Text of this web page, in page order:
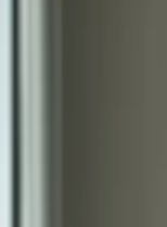
Online konzultace s
komoře, který si na